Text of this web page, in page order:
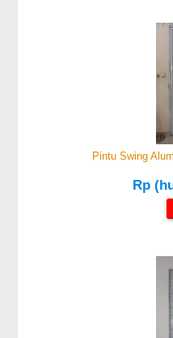
Pintu Swing
Rp